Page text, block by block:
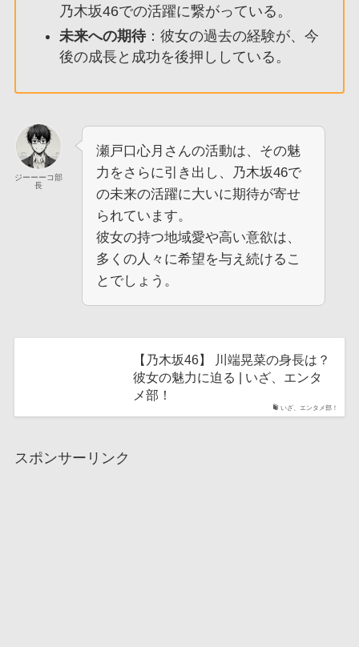
乃木坂46での活躍に繋がっている。
未来への期待：彼女の過去の経験が、今
後の成長と成功を後押ししている。
ジーーーコ部
長
瀬戸口心月さんの活動は、その魅
力をさらに引き出し、乃木坂46で
の未来の活躍に大いに期待が寄せ
られています。
彼女の持つ地域愛や高い意欲は、
多くの人々に希望を与え続けるこ
とでしょう。
いざ、エンタメ部！
【乃木坂46】 川端晃菜の身長は？
彼女の魅力に迫る | いざ、エンタ
メ部！
スポンサーリンク